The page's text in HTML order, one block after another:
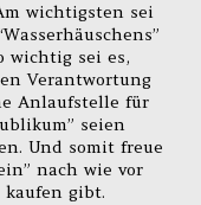
wichtigsten sei
wichtig sei es,
Verantwortung
Anlaufstelle für
seien
Und somit freue
nach wie vor
kaufen gibt.